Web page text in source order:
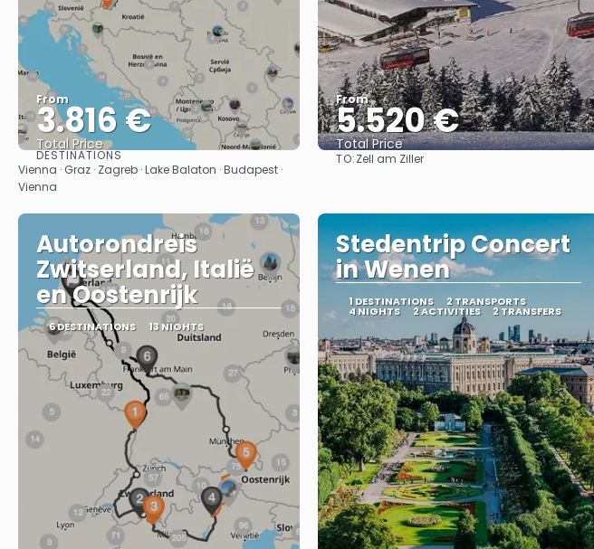
From
3.816 €
Total Price
See
DESTINATIONS
Vienna · Graz · Zagreb · Lake Balaton · Budapest ·
Vienna
From
5.520 €
Total Price
TO:Zell am Ziller
Autorondreis
Zwitserland, Italië
en Oostenrijk
6 DESTINATIONS 13 NIGHTS
Stedentrip Concert
in Wenen
1 DESTINATIONS 2 TRANSPORTS
4 NIGHTS 2 ACTIVITIES 2 TRANSFERS